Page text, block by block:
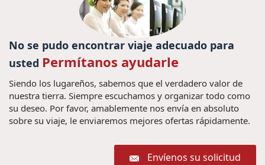
No se pudo encontrar viaje adecuado para
usted Permítanos ayudarle
Siendo los lugareños, sabemos que el verdadero valor de
nuestra tierra. Siempre escuchamos y organizar todo como
su deseo. Por favor, amablemente nos envía en absoluto
sobre su viaje, le enviaremos mejores ofertas rápidamente.
Envíenos su solicitud